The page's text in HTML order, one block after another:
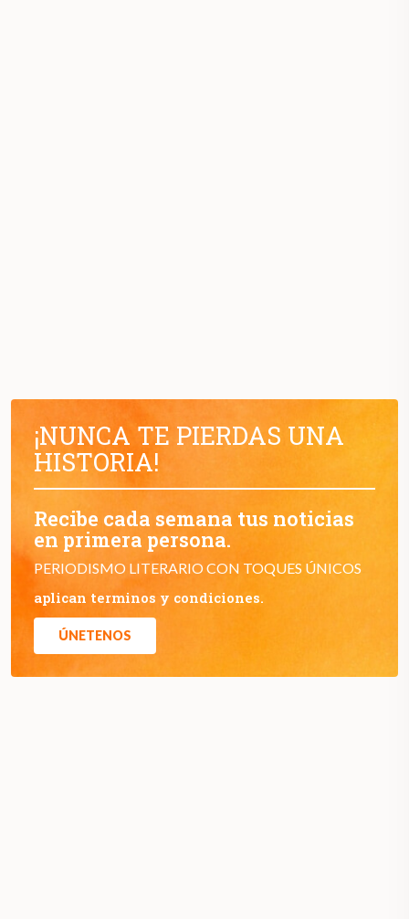
¡NUNCA TE PIERDAS UNA
HISTORIA!
Recibe cada semana tus noticias
en primera persona.
PERIODISMO LITERARIO CON TOQUES ÚNICOS
aplican terminos y condiciones.
ÚNETENOS